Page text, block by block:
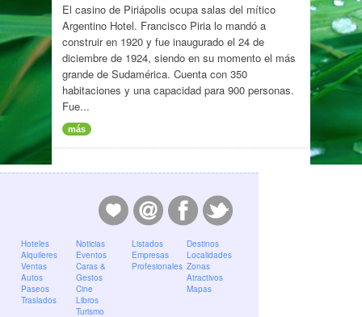
El casino de Piriápolis ocupa salas del mítico
Argentino Hotel. Francisco Piria lo mandó a
construir en 1920 y fue inaugurado el 24 de
diciembre de 1924, siendo en su momento el más
grande de Sudamérica. Cuenta con 350
habitaciones y una capacidad para 900 personas.
Fue...
más
Hoteles
Alquileres
Ventas
Autos
Paseos
Traslados
Noticias
Eventos
Caras &
Gestos
Cine
Libros
Turismo
Listados
Empresas
Profesionales
Destinos
Localidades
Zonas
Atractivos
Mapas